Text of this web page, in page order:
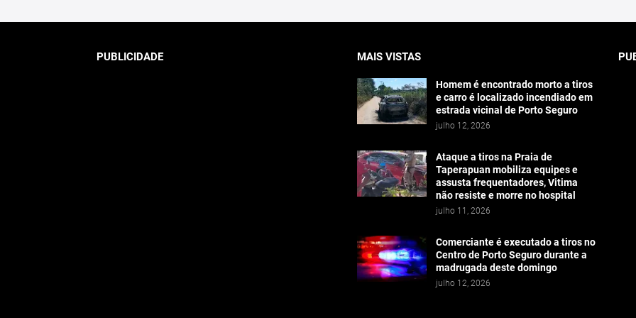
PUBLICIDADE MAIS VISTAS
Homem é encontrado morto a tiros
e carro é localizado incendiado em
estrada vicinal de Porto Seguro
julho 12, 2026
Ataque a tiros na Praia de
Taperapuan mobiliza equipes e
assusta frequentadores, Vitima
não resiste e morre no hospital
julho 11, 2026
Comerciante é executado a tiros no
Centro de Porto Seguro durante a
madrugada deste domingo
julho 12, 2026